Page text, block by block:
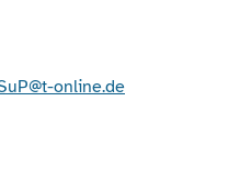
online.de